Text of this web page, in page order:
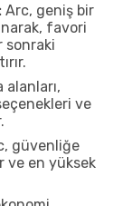
Arc, geniş bir
favori
sonraki
ve
güvenliğe
ve en yüksek